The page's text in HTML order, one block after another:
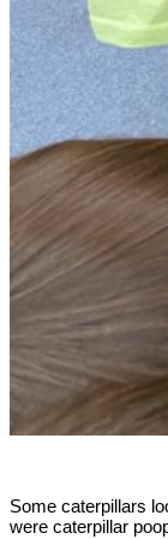
Some caterpillars
were caterpillar